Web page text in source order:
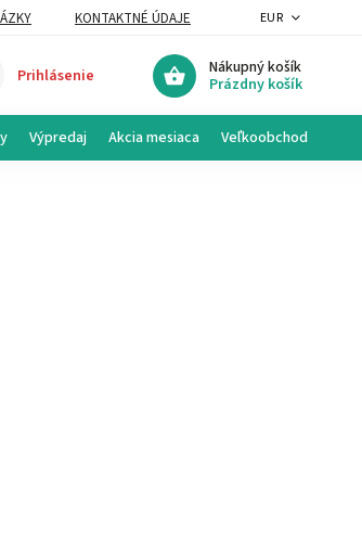
KONTAKTNÉ ÚDAJE
EUR
Nákupný košík
Prázdny košík
Prihlásenie
Výpredaj Akcia mesiaca Veľkoobchod